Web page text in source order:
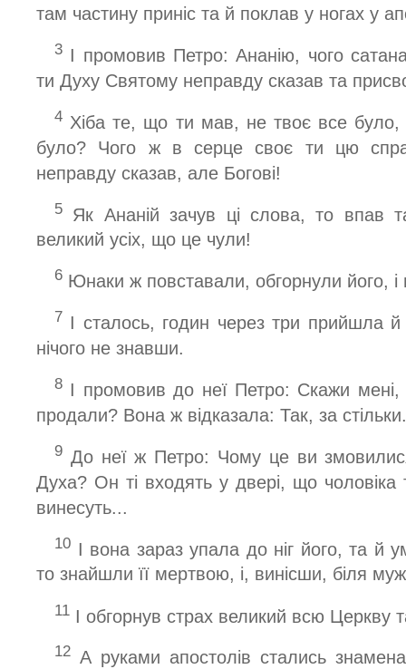
там частину приніс та й поклав у ногах у
3 І промовив Петро: Ананію, чого
ти Духу Святому неправду сказав та
4 Хіба те, що ти мав, не твоє все було,
було? Чого ж в серце своє ти цю
неправду сказав, але Богові!
5 Як Ананій зачув ці слова, то впав
великий усіх, що це чули!
6 Юнаки ж повставали, обгорнули його,
7 І сталось, годин через три прийшла
нічого не знавши.
8 І промовив до неї Петро: Скажи
продали? Вона ж відказала: Так, за стільки.
9 До неї ж Петро: Чому це ви
Духа? Он ті входять у двері, що чоловіка
винесуть...
10 І вона зараз упала до ніг його, та й
то знайшли її мертвою, і, винісши, біля
11 І обгорнув страх великий всю Церкву
12 А руками апостолів стались